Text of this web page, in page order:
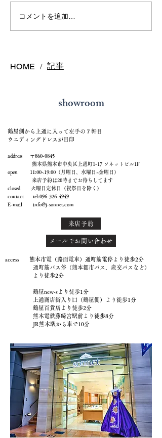
熊本で結婚指輪を選ぶ予
算はどれくらい？相場と
コメントを追加…
HOME / 記事
showroom
鶴屋側から上通に入って左手の７軒目
ウエディングドレスが目印
address 〒860-0845
熊本県熊本市中央区上通町1-17 ソネットビル1F
open 11:00~19:00（月曜日、水曜日~金曜日）
来店予約は20時までお待ちしてます
closed 火曜日定休日（祝祭日を除く）
contact tel:096-326-4949
E-mail info@j-sonnet.com
来店予約
メールでお問い合わせ
access 熊本市電（路面電車）通町筋電停より徒歩2分
通町筋バス停（熊本都市バス、産交バスなど）
より徒歩2分
鶴屋new-sより徒歩1分
上通商店街入り口（鶴屋側）より徒歩1分
鶴屋百貨店より徒歩2分
熊本電鉄藤崎宮駅前より徒歩8分
JR熊本駅から車で10分